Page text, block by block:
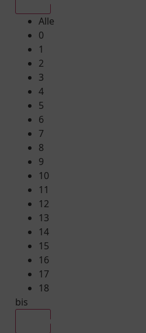
Alle
0
1
2
3
4
5
6
7
8
9
10
11
12
13
14
15
16
17
18
bis